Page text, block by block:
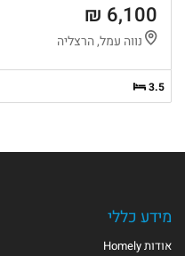
6,100 ₪
נווה עמל, הרצליה
3.5
מידע כללי
אודות Homely